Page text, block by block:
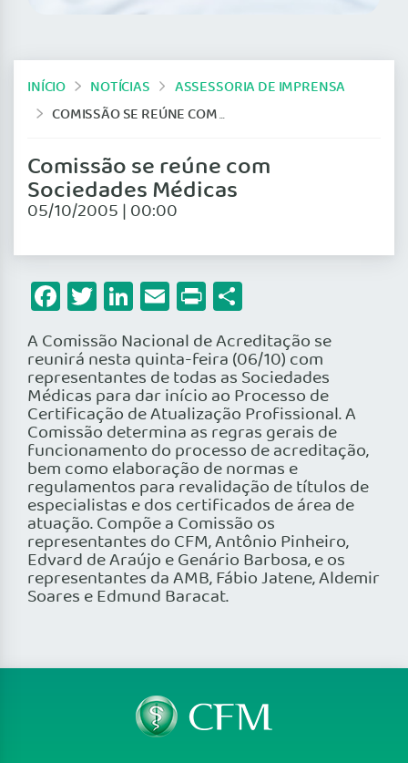
INÍCIO NOTÍCIAS
ASSESSORIA DE IMPRENSA
COMISSÃO SE REÚNE COM SOCIEDADES MÉDICAS
Comissão se reúne com
Sociedades Médicas
05/10/2005 | 00:00
Facebook
Twitter
LinkedIn
Email
Print
A Comissão Nacional de Acreditação se
reunirá nesta quinta-feira (06/10) com
representantes de todas as Sociedades
Médicas para dar início ao Processo de
Certificação de Atualização Profissional. A
Comissão determina as regras gerais de
funcionamento do processo de acreditação,
bem como elaboração de normas e
regulamentos para revalidação de títulos de
especialistas e dos certificados de área de
atuação. Compõe a Comissão os
representantes do CFM, Antônio Pinheiro,
Edvard de Araújo e Genário Barbosa, e os
representantes da AMB, Fábio Jatene, Aldemir
Soares e Edmund Baracat.